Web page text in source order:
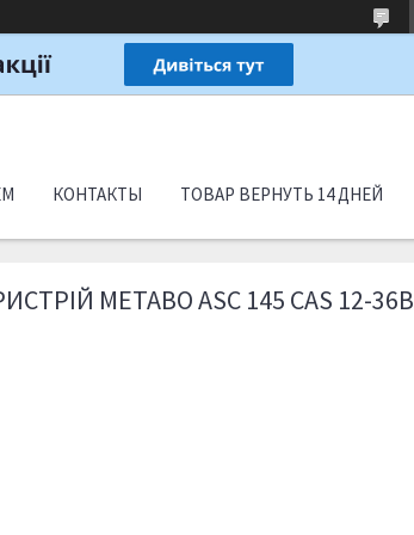
КОНТАКТЫ ТОВАР ВЕРНУТЬ 14 ДНЕЙ
METABO ASC 145 CAS 12-36В